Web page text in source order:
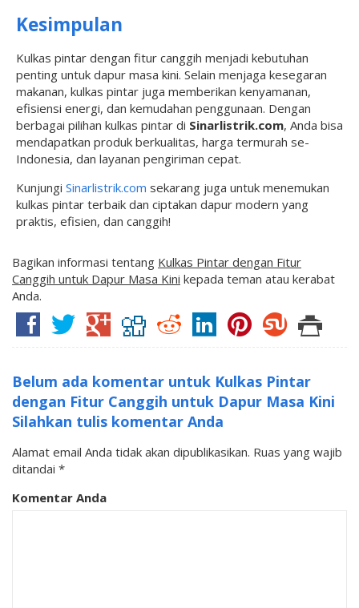
Kesimpulan
Kulkas pintar dengan fitur canggih menjadi kebutuhan
penting untuk dapur masa kini. Selain menjaga kesegaran
makanan, kulkas pintar juga memberikan kenyamanan,
efisiensi energi, dan kemudahan penggunaan. Dengan
berbagai pilihan kulkas pintar di Sinarlistrik.com, Anda bisa
mendapatkan produk berkualitas, harga termurah se-
Indonesia, dan layanan pengiriman cepat.
Kunjungi Sinarlistrik.com sekarang juga untuk menemukan
kulkas pintar terbaik dan ciptakan dapur modern yang
praktis, efisien, dan canggih!
Bagikan informasi tentang Kulkas Pintar dengan Fitur
Canggih untuk Dapur Masa Kini kepada teman atau kerabat
Anda.
Belum ada komentar untuk Kulkas Pintar
dengan Fitur Canggih untuk Dapur Masa Kini
Silahkan tulis komentar Anda
Alamat email Anda tidak akan dipublikasikan. Ruas yang wajib
ditandai *
Komentar Anda